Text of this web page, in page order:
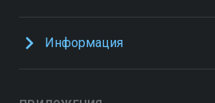
Информация